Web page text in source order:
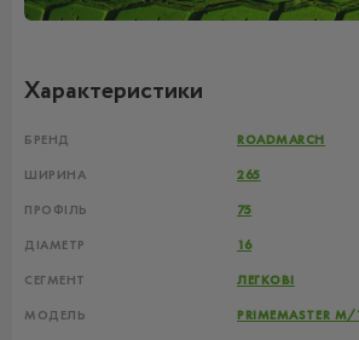
Характеристики
БРЕНД ROADMARCH
ШИРИНА 265
ПРОФІЛЬ 75
ДІАМЕТР 16
СЕГМЕНТ ЛЕГКОВІ
МОДЕЛЬ PRIMEMASTER